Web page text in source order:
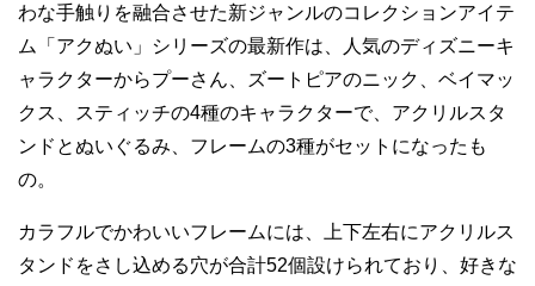
わな手触りを融合させた新ジャンルのコレクションアイテ
ム「アクぬい」シリーズの最新作は、人気のディズニーキ
ャラクターからプーさん、ズートピアのニック、ベイマッ
クス、スティッチの4種のキャラクターで、アクリルスタ
ンドとぬいぐるみ、フレームの3種がセットになったも
の。
カラフルでかわいいフレームには、上下左右にアクリルス
タンドをさし込める穴が合計52個設けられており、好きな